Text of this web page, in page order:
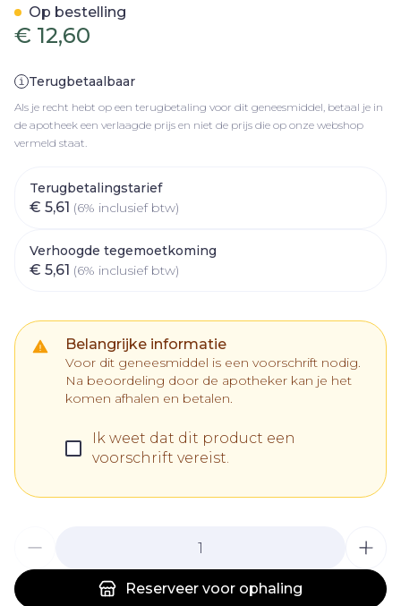
€ 12,60
Terugbetaalbaar
Als je recht hebt op een terugbetaling voor dit geneesmiddel, betaal je in
de apotheek een verlaagde prijs en niet de prijs die op onze webshop
vermeld staat.
Terugbetalingstarief
€ 5,61 (6% inclusief btw)
Verhoogde tegemoetkoming
€ 5,61 (6% inclusief btw)
Belangrijke informatie
Voor dit geneesmiddel is een voorschrift nodig.
Na beoordeling door de apotheker kan je het
komen afhalen en betalen.
Ik weet dat dit product een
voorschrift vereist.
Reserveer voor ophaling
Op bestelling